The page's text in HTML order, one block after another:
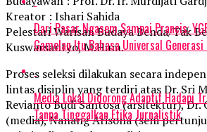
Kreator : Ishari Sahida
Pelestari Warisan Budaya Benda/Tak
Kuswarsantyo, M.Hum.
Proses seleksi dilakukan secara
lintas disiplin yang terdiri atas Dr. Sri
Revianto Budi Santosa (arsitektur),
(media), Nanang Arisona (seni
Dari Pasar Ngasem Sampai Prancis:
Gamelan Itu Bahasa Universal Generasi
Media Lokal Didorong Adaptif Hadapi
Tanpa Tinggalkan Etika Jurnalistik